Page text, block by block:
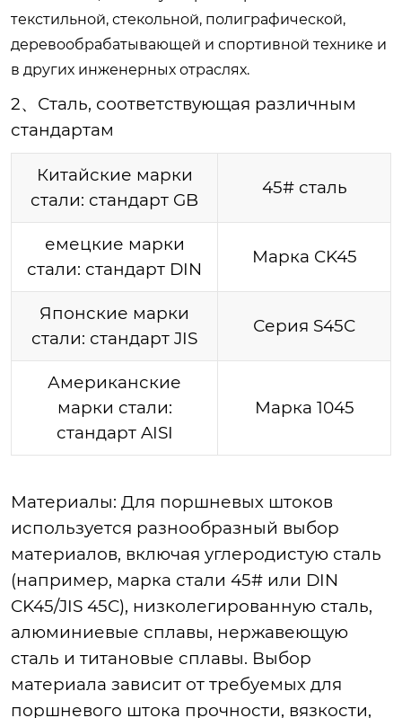
текстильной, стекольной, полиграфической,
деревообрабатывающей и спортивной технике и
в других инженерных отраслях.
2、 Сталь, соответствующая различным
стандартам
Китайские марки
стали: стандарт GB
45# сталь
емецкие марки
стали: стандарт DIN
Марка CK45
Японские марки
стали: стандарт JIS
Серия S45C
Американские
марки стали:
стандарт AISI
Марка 1045
Материалы: Для поршневых штоков
используется разнообразный выбор
материалов, включая углеродистую сталь
(например, марка стали 45# или DIN
CK45/JIS 45C), низколегированную сталь,
алюминиевые сплавы, нержавеющую
сталь и титановые сплавы. Выбор
материала зависит от требуемых для
поршневого штока прочности, вязкости,